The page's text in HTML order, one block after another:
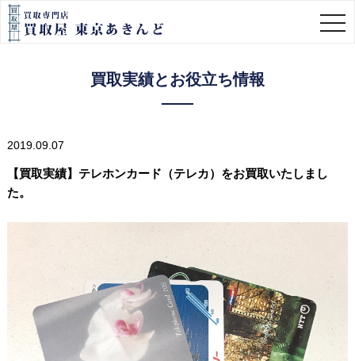
買取実績とお役立ち情報
2019.09.07
【買取実績】テレホンカード（テレカ）をお買取いたしまし
た。